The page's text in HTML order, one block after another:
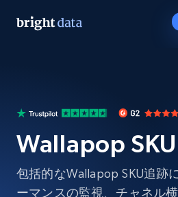
Wallapop
包括的なWallapop SKU追跡
ーマンスの監視、チャネル